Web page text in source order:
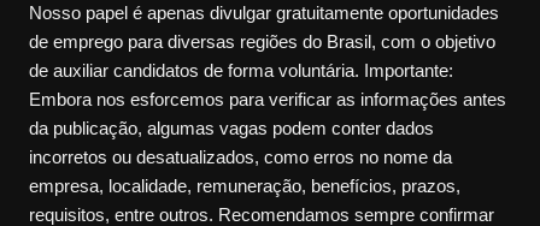
Nosso papel é apenas divulgar gratuitamente oportunidades
de emprego para diversas regiões do Brasil, com o objetivo
de auxiliar candidatos de forma voluntária. Importante:
Embora nos esforcemos para verificar as informações antes
da publicação, algumas vagas podem conter dados
incorretos ou desatualizados, como erros no nome da
empresa, localidade, remuneração, benefícios, prazos,
requisitos, entre outros. Recomendamos sempre confirmar